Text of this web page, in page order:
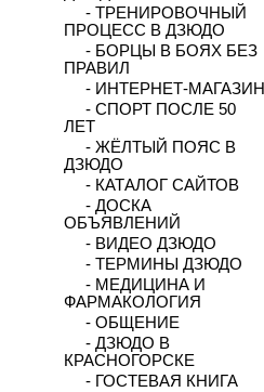
- ТРЕНИРОВОЧНЫЙ
ПРОЦЕСС В ДЗЮДО
- БОРЦЫ В БОЯХ БЕЗ
ПРАВИЛ
- ИНТЕРНЕТ-МАГАЗИН
- СПОРТ ПОСЛЕ 50
ЛЕТ
- ЖЁЛТЫЙ ПОЯС В
ДЗЮДО
- КАТАЛОГ САЙТОВ
- ДОСКА
ОБЪЯВЛЕНИЙ
- ВИДЕО ДЗЮДО
- ТЕРМИНЫ ДЗЮДО
- МЕДИЦИНА И
ФАРМАКОЛОГИЯ
- ОБЩЕНИЕ
- ДЗЮДО В
КРАСНОГОРСКЕ
- ГОСТЕВАЯ КНИГА